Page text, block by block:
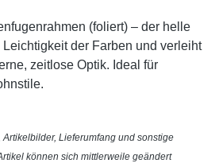
(foliert) – der helle
der Farben und verleiht
zeitlose Optik. Ideal für
Lieferumfang und sonstige
können sich mittlerweile geändert